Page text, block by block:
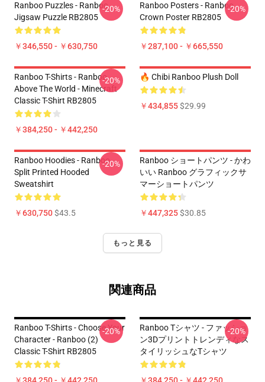
Ranboo Puzzles - Ranboo
Jigsaw Puzzle RB2805
￥346,550 - ￥630,750
-20%
Ranboo Posters - Ranboo
Crown Poster RB2805
￥287,100 - ￥665,550
-20%
Ranboo T-Shirts - Ranboo
Above The World - Minecraft
Classic T-Shirt RB2805
￥384,250 - ￥442,250
-20% 🔥 Chibi Ranboo Plush Doll
￥434,855$29.99
Ranboo Hoodies - Ranboo
Split Printed Hooded
Sweatshirt
￥630,750$43.5
-20%
Ranboo ショートパンツ - かわ
いい Ranboo グラフィックサ
マーショートパンツ
￥447,325$30.85
もっと見る
関連商品
Ranboo T-Shirts - Choose Your
Character - Ranboo (2)
Classic T-Shirt RB2805
-20%
Ranboo Tシャツ - ファッショ
ン3Dプリントトレンディなス
タイリッシュなTシャツ
-20%